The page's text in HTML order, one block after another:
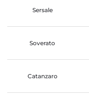
Sersale
Soverato
Catanzaro